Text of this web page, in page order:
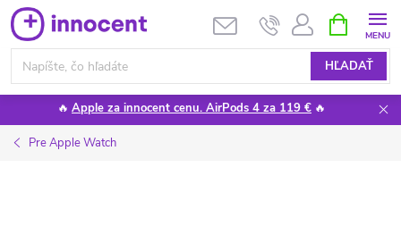
Prejsť
na
obsah
HĽADAŤ
KOŠÍK
🔥 Apple za innocent cenu. AirPods 4 za 119 € 🔥
Pre Apple Watch